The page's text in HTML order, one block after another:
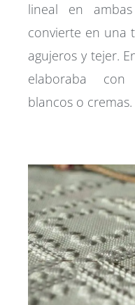
lineal en
convierte en una
agujeros y tejer.
elaboraba con
blancos o cremas.